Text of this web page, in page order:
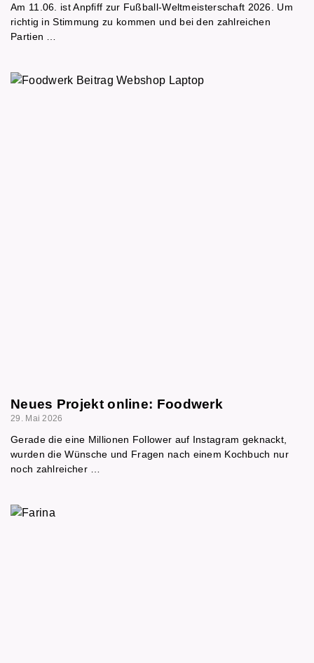
Am 11.06. ist Anpfiff zur Fußball-Weltmeisterschaft 2026. Um
richtig in Stimmung zu kommen und bei den zahlreichen
Partien …
Neues Projekt online: Foodwerk
29. Mai 2026
Gerade die eine Millionen Follower auf Instagram geknackt,
wurden die Wünsche und Fragen nach einem Kochbuch nur
noch zahlreicher …